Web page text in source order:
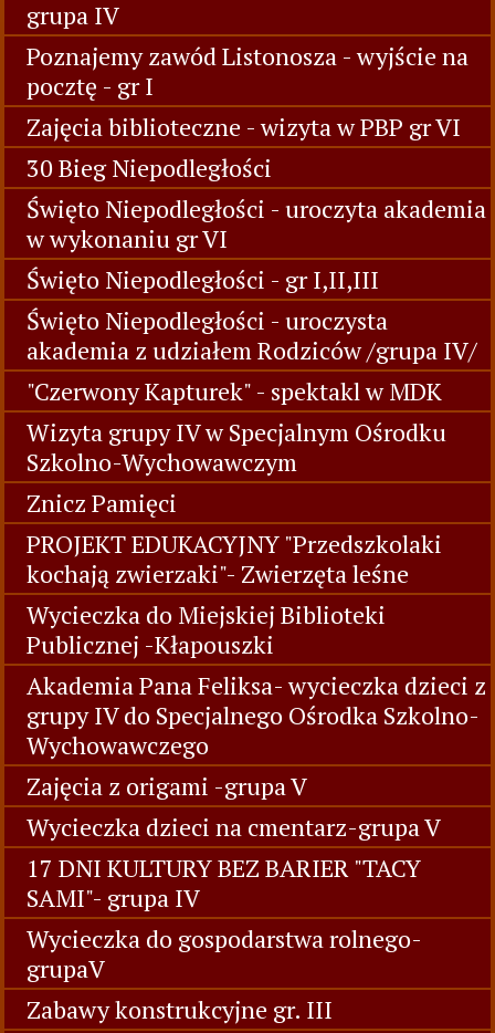
grupa IV
Poznajemy zawód Listonosza - wyjście na
pocztę - gr I
Zajęcia biblioteczne - wizyta w PBP gr VI
30 Bieg Niepodległości
Święto Niepodległości - uroczyta akademia
w wykonaniu gr VI
Święto Niepodległości - gr I,II,III
Święto Niepodległości - uroczysta
akademia z udziałem Rodziców /grupa IV/
"Czerwony Kapturek" - spektakl w MDK
Wizyta grupy IV w Specjalnym Ośrodku
Szkolno-Wychowawczym
Znicz Pamięci
PROJEKT EDUKACYJNY "Przedszkolaki
kochają zwierzaki"- Zwierzęta leśne
Wycieczka do Miejskiej Biblioteki
Publicznej -Kłapouszki
Akademia Pana Feliksa- wycieczka dzieci z
grupy IV do Specjalnego Ośrodka Szkolno-
Wychowawczego
Zajęcia z origami -grupa V
Wycieczka dzieci na cmentarz-grupa V
17 DNI KULTURY BEZ BARIER "TACY
SAMI"- grupa IV
Wycieczka do gospodarstwa rolnego-
grupaV
Zabawy konstrukcyjne gr. III